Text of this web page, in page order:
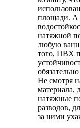
площади. А
натяжной
любую
того, ПВХ
Не смотря
материала,
натяжные
разводов,
за ними